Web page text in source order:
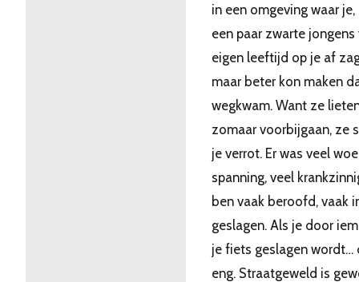
in een omgeving waar je,
een paar zwarte jongens
eigen leeftijd op je af
maar beter kon maken
wegkwam. Want ze
zomaar voorbijgaan, ze
je verrot. Er was veel
spanning, veel
ben vaak beroofd, vaak
geslagen. Als je door
je fiets geslagen wordt…
eng. Straatgeweld is